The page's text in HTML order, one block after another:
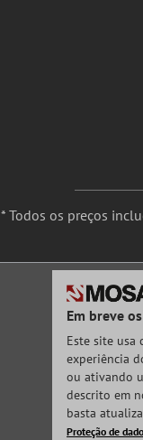
* Todos os preços
Em breve
Este site usa
experiência
ou ativando
descrito em
basta
Proteção de